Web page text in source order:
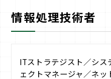
情報処理技術者
ITストラテジスト／シス
ェクトマネージャ／ネ